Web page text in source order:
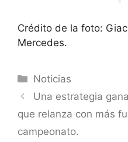
Crédito de la foto:
Mercedes.
Categorías
Noticias
Una estrategia
que relanza con más
campeonato.